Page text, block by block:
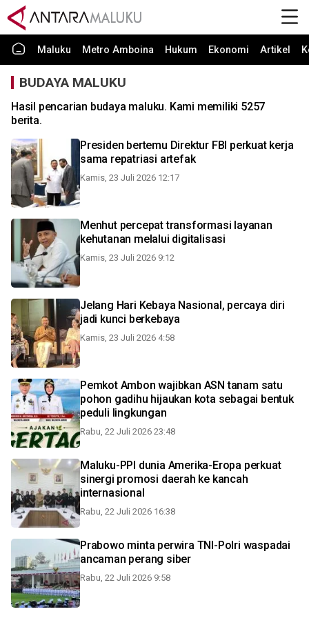
Maluku Metro Amboina Hukum Ekonomi Artikel
BUDAYA MALUKU
Hasil pencarian budaya maluku. Kami memiliki 5257
berita.
Presiden bertemu Direktur FBI perkuat kerja
sama repatriasi artefak
Kamis, 23 Juli 2026 12:17
Menhut percepat transformasi layanan
kehutanan melalui digitalisasi
Kamis, 23 Juli 2026 9:12
Jelang Hari Kebaya Nasional, percaya diri
jadi kunci berkebaya
Kamis, 23 Juli 2026 4:58
Pemkot Ambon wajibkan ASN tanam satu
pohon gadihu hijaukan kota sebagai bentuk
peduli lingkungan
Rabu, 22 Juli 2026 23:48
Maluku-PPI dunia Amerika-Eropa perkuat
sinergi promosi daerah ke kancah
internasional
Rabu, 22 Juli 2026 16:38
Prabowo minta perwira TNI-Polri waspadai
ancaman perang siber
Rabu, 22 Juli 2026 9:58